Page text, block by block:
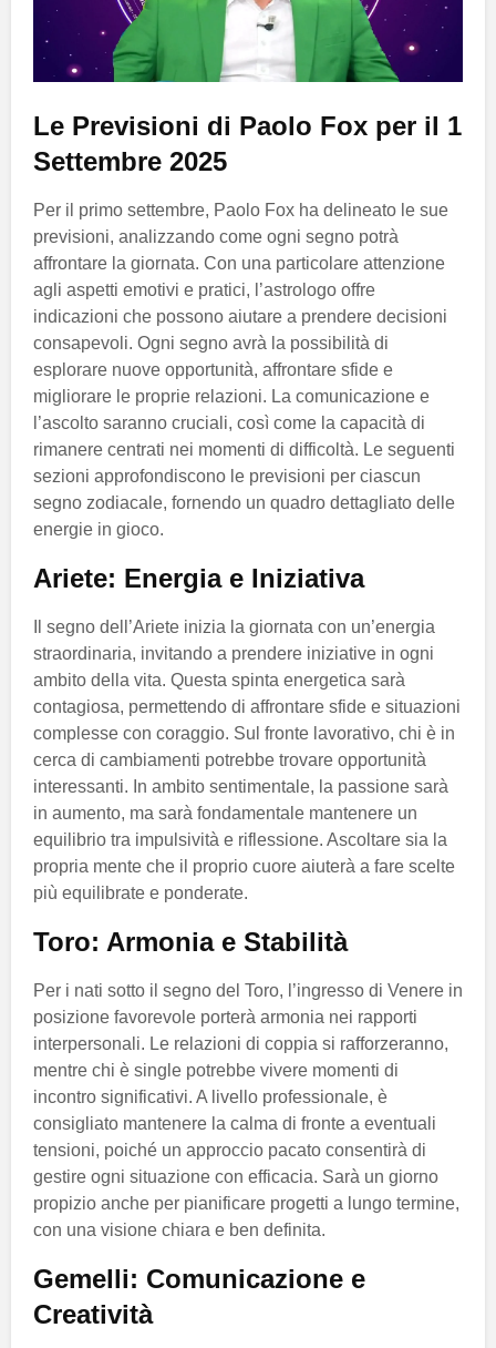
Le Previsioni di Paolo Fox per il 1
Settembre 2025
Per il primo settembre, Paolo Fox ha delineato le sue
previsioni, analizzando come ogni segno potrà
affrontare la giornata. Con una particolare attenzione
agli aspetti emotivi e pratici, l’astrologo offre
indicazioni che possono aiutare a prendere decisioni
consapevoli. Ogni segno avrà la possibilità di
esplorare nuove opportunità, affrontare sfide e
migliorare le proprie relazioni. La comunicazione e
l’ascolto saranno cruciali, così come la capacità di
rimanere centrati nei momenti di difficoltà. Le seguenti
sezioni approfondiscono le previsioni per ciascun
segno zodiacale, fornendo un quadro dettagliato delle
energie in gioco.
Ariete: Energia e Iniziativa
Il segno dell’Ariete inizia la giornata con un’energia
straordinaria, invitando a prendere iniziative in ogni
ambito della vita. Questa spinta energetica sarà
contagiosa, permettendo di affrontare sfide e situazioni
complesse con coraggio. Sul fronte lavorativo, chi è in
cerca di cambiamenti potrebbe trovare opportunità
interessanti. In ambito sentimentale, la passione sarà
in aumento, ma sarà fondamentale mantenere un
equilibrio tra impulsività e riflessione. Ascoltare sia la
propria mente che il proprio cuore aiuterà a fare scelte
più equilibrate e ponderate.
Toro: Armonia e Stabilità
Per i nati sotto il segno del Toro, l’ingresso di Venere in
posizione favorevole porterà armonia nei rapporti
interpersonali. Le relazioni di coppia si rafforzeranno,
mentre chi è single potrebbe vivere momenti di
incontro significativi. A livello professionale, è
consigliato mantenere la calma di fronte a eventuali
tensioni, poiché un approccio pacato consentirà di
gestire ogni situazione con efficacia. Sarà un giorno
propizio anche per pianificare progetti a lungo termine,
con una visione chiara e ben definita.
Gemelli: Comunicazione e
Creatività